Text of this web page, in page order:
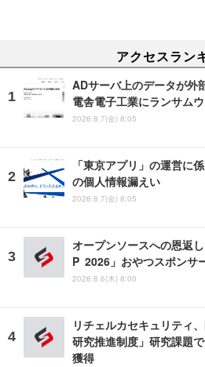
アクセスラン
ADサーバ上のデータが
電舎電子工業にランサム
2026.8.7(金) 8:05
「東京アプリ」の運営に
の個人情報漏えい
2026.8.7(金) 8:05
オープンソースへの恩返
P 2026」おやつスポンサ
2026.8.6(木) 8:00
リチェルカセキュリティ
研究推進制度」研究課題
獲得